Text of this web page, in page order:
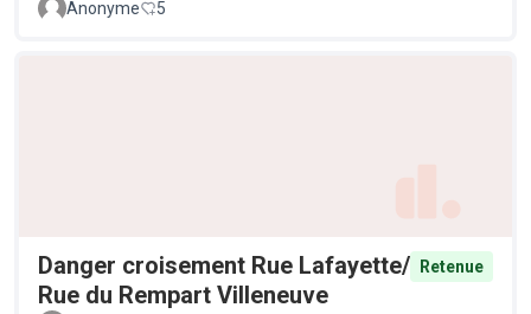
Anonyme 5
Danger croisement Rue Lafayette/
Rue du Rempart Villeneuve
Retenue